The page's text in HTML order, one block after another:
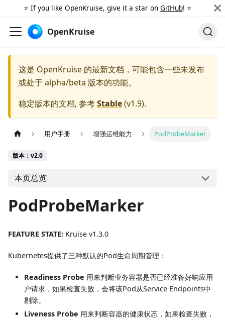
⭐️ If you like OpenKruise, give it a star on GitHub! ⭐️
OpenKruise
这是 OpenKruise 的最新文档，可能包含一些未发布
或处于 alpha/beta 版本的功能。
稳定版本的文档, 参考Stable(v1.9).
用户手册 增强运维能力 PodProbeMarker
版本：v2.0
本页总览
PodProbeMarker
FEATURE STATE: Kruise v1.3.0
Kubernetes提供了三种默认的Pod生命周期管理：
Readiness Probe 用来判断业务容器是否已经准备好响应用
户请求，如果检查失败，会将该Pod从Service Endpoints中
剔除。
Liveness Probe 用来判断容器的健康状态，如果检查失败，